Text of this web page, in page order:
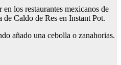
los restaurantes mexicanos de
Caldo de Res en Instant Pot.
añado una cebolla o zanahorias.